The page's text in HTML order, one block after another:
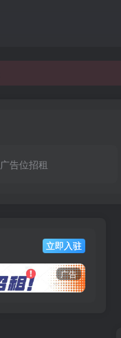
广告位招租
立即入驻
广告